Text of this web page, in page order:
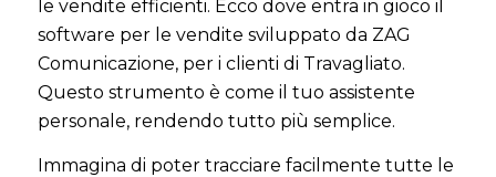
le vendite efficienti. Ecco dove entra in gioco il
software per le vendite sviluppato da ZAG
Comunicazione, per i clienti di Travagliato.
Questo strumento è come il tuo assistente
personale, rendendo tutto più semplice.
Immagina di poter tracciare facilmente tutte le